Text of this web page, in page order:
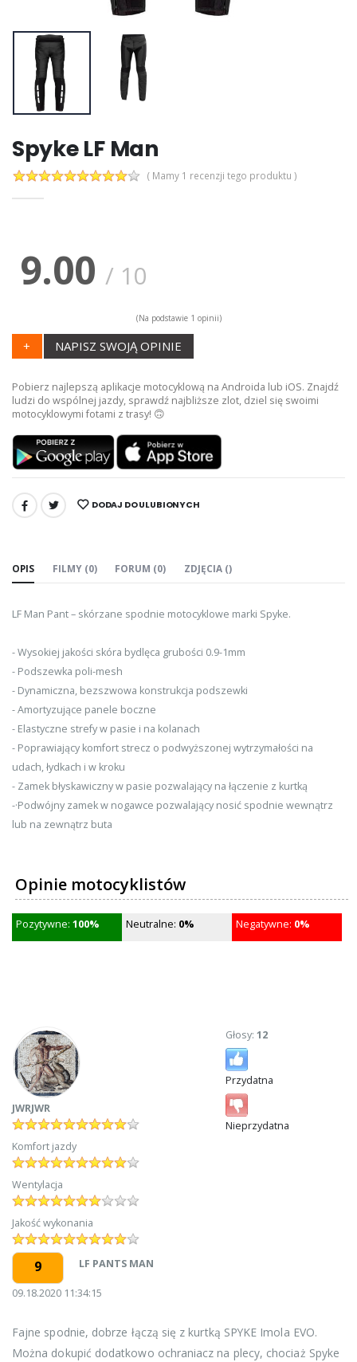
Spyke LF Man
( Mamy 1 recenzji tego produktu )
9.00 / 10
(Na podstawie 1 opinii)
+ NAPISZ SWOJĄ OPINIE
Pobierz najlepszą aplikacje motocyklową na Androida lub iOS. Znajdź
ludzi do wspólnej jazdy, sprawdź najbliższe zlot, dziel się swoimi
motocyklowymi fotami z trasy! 🙃
UDOSTĘPNIJ: DODAJ DO ULUBIONYCH
OPIS FILMY (0) FORUM (0) ZDJĘCIA ()
LF Man Pant – skórzane spodnie motocyklowe marki Spyke.
- Wysokiej jakości skóra bydlęca grubości 0.9-1mm
- Podszewka poli-mesh
- Dynamiczna, bezszwowa konstrukcja podszewki
- Amortyzujące panele boczne
- Elastyczne strefy w pasie i na kolanach
- Poprawiający komfort strecz o podwyższonej wytrzymałości na
udach, łydkach i w kroku
- Zamek błyskawiczny w pasie pozwalający na łączenie z kurtką
-·Podwójny zamek w nogawce pozwalający nosić spodnie wewnątrz
lub na zewnątrz buta
Opinie motocyklistów
Pozytywne: 100% Neutralne: 0% Negatywne: 0%
JWRJWR
Komfort jazdy
Wentylacja
Jakość wykonania
Głosy: 12
Przydatna
Nieprzydatna
9 LF PANTS MAN
09.18.2020 11:34:15
Fajne spodnie, dobrze łączą się z kurtką SPYKE Imola EVO.
Można dokupić dodatkowo ochraniacz na plecy, chociaż Spyke